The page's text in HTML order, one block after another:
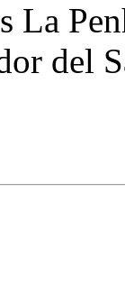
La
del